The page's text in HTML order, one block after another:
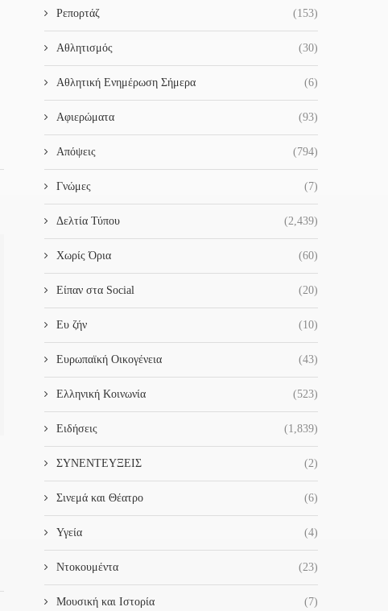
Ρεπορτάζ (153)
Αθλητισμός (30)
Αθλητική Ενημέρωση Σήμερα (6)
Αφιερώματα (93)
Απόψεις (794)
Γνώμες (7)
Δελτία Τύπου (2,439)
Χωρίς Όρια (60)
Είπαν στα Social (20)
Ευ ζήν (10)
Ευρωπαϊκή Οικογένεια (43)
Ελληνική Κοινωνία (523)
Ειδήσεις (1,839)
ΣΥΝΕΝΤΕΥΞΕΙΣ (2)
Σινεμά και Θέατρο (6)
Υγεία (4)
Ντοκουμέντα (23)
Μουσική και Ιστορία (7)